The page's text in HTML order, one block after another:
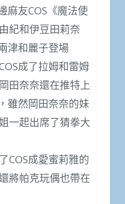
麻友COS《魔法使
紀和伊豆田莉奈
津和麗子登場
成了拉姆和雷姆
田奈奈還在推特上
雖然岡田奈奈的妹
一起出席了猜拳大
COS成愛蜜莉雅的
將帕克玩偶也帶在